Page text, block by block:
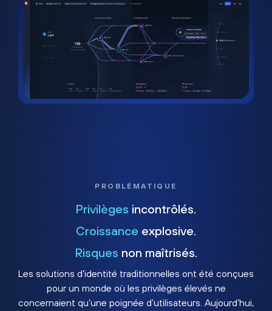
PROBLÉMATIQUE
Privilèges incontrôlés.
Croissance explosive.
Risques non maîtrisés.
Les solutions d’identité traditionnelles ont été conçues
pour un monde où les privilèges élevés ne
concernaient qu’une poignée d’utilisateurs. Aujourd’hui,